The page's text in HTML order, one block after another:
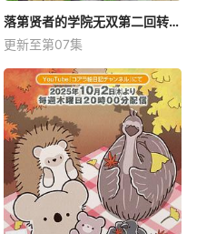
落第贤者的学院无双第二回转生，S等级作弊魔术师冒险记
更新至第07集